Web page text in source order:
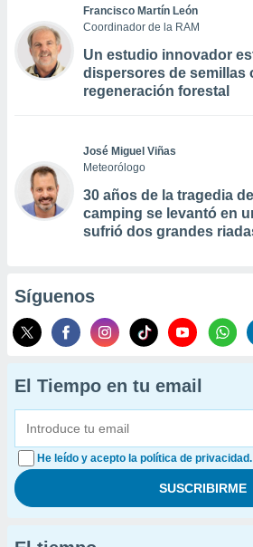
Francisco Martín León
Coordinador de la RAM
Un estudio innovador
dispersores de semillas
regeneración forestal
José Miguel Viñas
Meteorólogo
30 años de la tragedia
camping se levantó en
sufrió dos grandes
Síguenos
El Tiempo en tu email
He leído y acepto la política de privacidad.